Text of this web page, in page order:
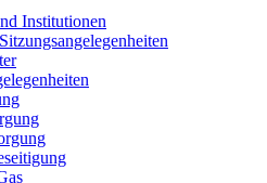
Institutionen